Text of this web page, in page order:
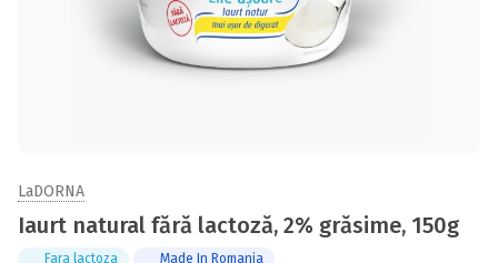
LaDORNA
Iaurt natural fără lactoză, 2% grăsime, 150g
Fara lactoza Made In Romania